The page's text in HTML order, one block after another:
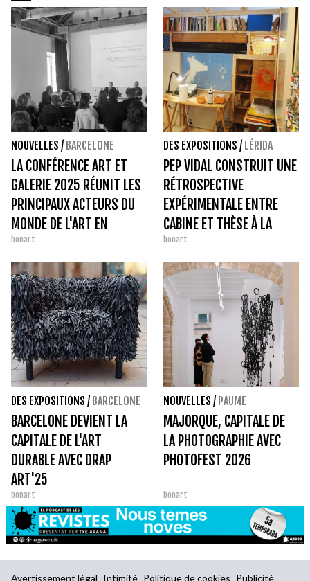
NOUVELLES / BARCELONE
LA CONFÉRENCE ART ET
GALERIE 2025 RÉUNIT LES
PRINCIPAUX ACTEURS DU
MONDE DE L'ART EN
CATALOGNE
bonart
DES EXPOSITIONS / LÉRIDA
PEP VIDAL CONSTRUIT UNE
RÉTROSPECTIVE
EXPÉRIMENTALE ENTRE
CABINE ET THÈSE À LA
PANERA
bonart
DES EXPOSITIONS / BARCELONE
BARCELONE DEVIENT LA
CAPITALE DE L'ART
DURABLE AVEC DRAP
ART'25
bonart
NOUVELLES / PAUME
MAJORQUE, CAPITALE DE
LA PHOTOGRAPHIE AVEC
PHOTOFEST 2026
bonart
Avertissement légal Intimité Politique de cookies Publicité